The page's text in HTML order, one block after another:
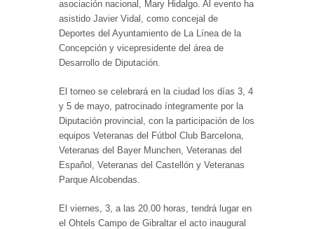
asociación nacional, Mary Hidalgo. Al evento ha
asistido Javier Vidal, como concejal de
Deportes del Ayuntamiento de La Línea de la
Concepción y vicepresidente del área de
Desarrollo de Diputación.
El torneo se celebrará en la ciudad los días 3, 4
y 5 de mayo, patrocinado íntegramente por la
Diputación provincial, con la participación de los
equipos Veteranas del Fútbol Club Barcelona,
Veteranas del Bayer Munchen, Veteranas del
Español, Veteranas del Castellón y Veteranas
Parque Alcobendas.
El viernes, 3, a las 20.00 horas, tendrá lugar en
el Ohtels Campo de Gibraltar el acto inaugural